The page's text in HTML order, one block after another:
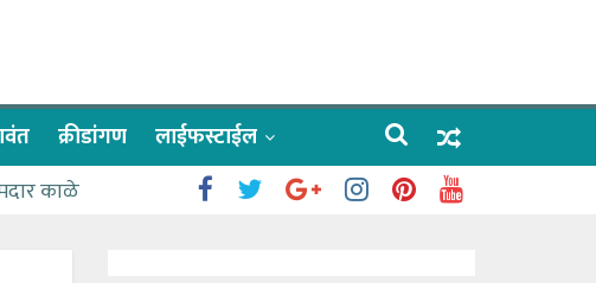
क्रीडांगण लाईफस्टाईल
काळे